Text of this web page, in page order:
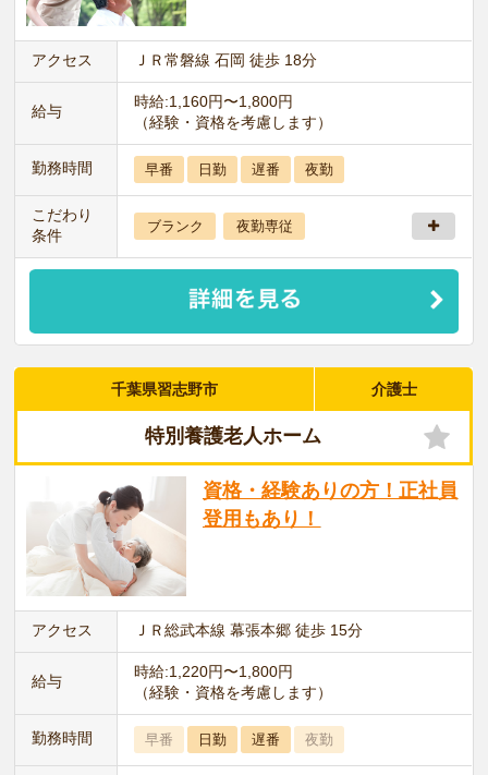
アクセス ＪＲ常磐線 石岡 徒歩 18分
給与
時給:1,160円〜1,800円
（経験・資格を考慮します）
勤務時間 早番 日勤 遅番 夜勤
こだわり
条件
ブランク 夜勤専従
千葉県習志野市 介護士
特別養護老人ホーム
資格・経験ありの方！正社員
登用もあり！
アクセス ＪＲ総武本線 幕張本郷 徒歩 15分
給与
時給:1,220円〜1,800円
（経験・資格を考慮します）
勤務時間 早番 日勤 遅番 夜勤